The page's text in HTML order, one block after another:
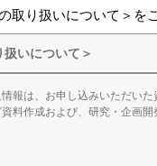
取り扱いについて＞を
扱いについて＞
報は、お申し込みいただい
料作成および、研究・企画